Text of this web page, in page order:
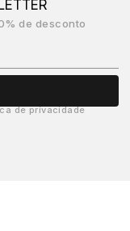
de desconto
de privacidade